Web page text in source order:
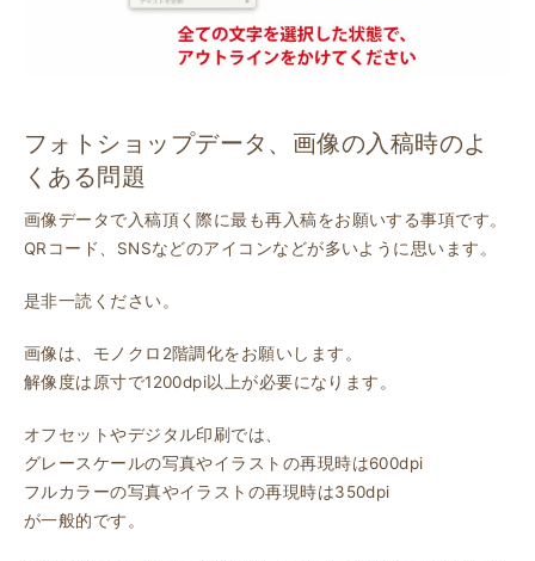
フォトショップデータ、画像の入稿時のよ
くある問題
画像データで入稿頂く際に最も再入稿をお願いする事項です。
QRコード、SNSなどのアイコンなどが多いように思います。
是非一読ください。
画像は、モノクロ2階調化をお願いします。
解像度は原寸で1200dpi以上が必要になります。
オフセットやデジタル印刷では、
グレースケールの写真やイラストの再現時は600dpi
フルカラーの写真やイラストの再現時は350dpi
が一般的です。